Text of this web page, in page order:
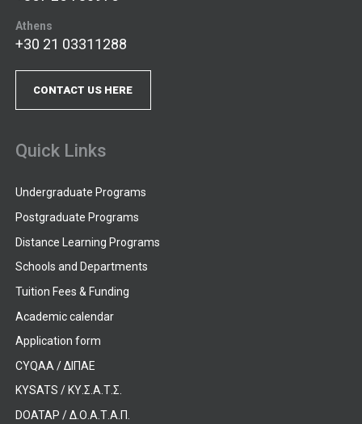
Athens
+30 21 03311288
CONTACT US HERE
Quick Links
Undergraduate Programs
Postgraduate Programs
Distance Learning Programs
Schools and Departments
Tuition Fees & Funding
Academic calendar
Application form
CYQAA / ΔΙΠΑΕ
KYSATS / ΚΥ.Σ.Α.Τ.Σ.
DOATAP / Δ.Ο.Α.Τ.Α.Π.